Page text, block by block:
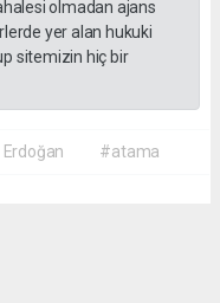
olmadan ajans
yer alan hukuki
sitemizin hiç bir
#atama